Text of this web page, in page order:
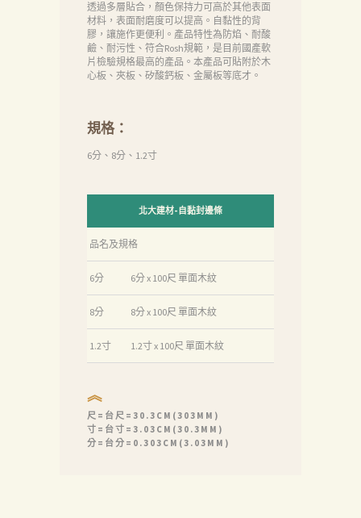
透過多層貼合，顏色保持力可高於其他表面
材料，表面耐磨度可以提高。自黏性的背
膠，讓施作更便利。產品特性為防焰、耐酸
鹼、耐污性、符合Rosh規範，是目前國產軟
片檢驗規格最高的產品。本產品可貼附於木
心板、夾板、矽酸鈣板、金屬板等底才。
規格：
6分、8分、1.2寸
北大建材-自黏封邊條
品名及規格
6分 6分 x 100尺 單面木紋
8分 8分 x 100尺 單面木紋
1.2寸 1.2寸 x 100尺 單面木紋
︽
尺=台尺=30.3CM(303MM)
寸=台寸=3.03CM(30.3MM)
分=台分=0.303CM(3.03MM)